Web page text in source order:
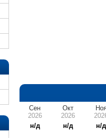
Сен
2026
н/д
Окт
2026
н/д
н/д